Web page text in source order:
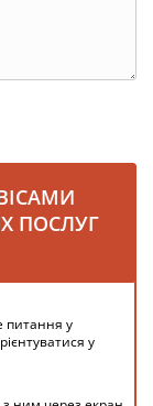
ПОСЛУГ
питання у
у